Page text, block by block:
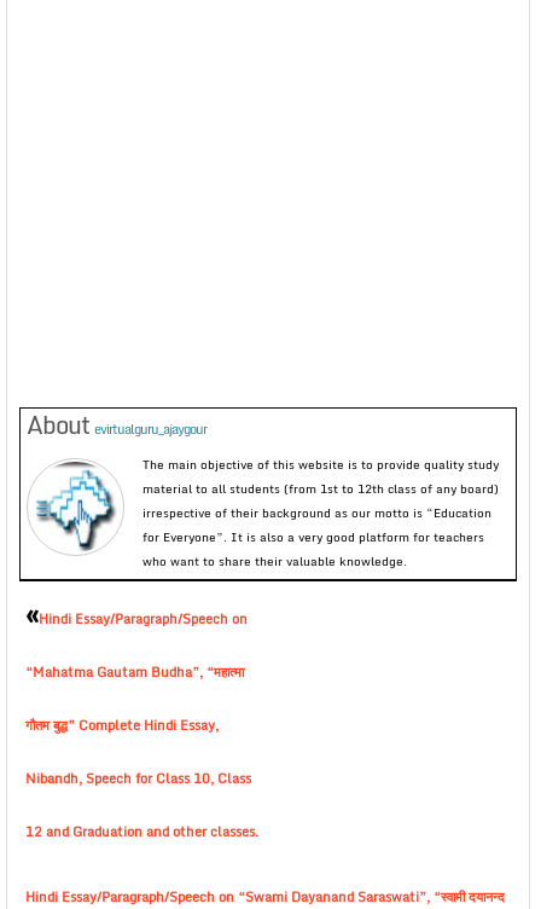
About evirtualguru_ajaygour
The main objective of this website is to provide quality study
material to all students (from 1st to 12th class of any board)
irrespective of their background as our motto is “Education
for Everyone”. It is also a very good platform for teachers
who want to share their valuable knowledge.
«Hindi Essay/Paragraph/Speech on
“Mahatma Gautam Budha”, “महात्मा
गौतम बुद्ध” Complete Hindi Essay,
Nibandh, Speech for Class 10, Class
12 and Graduation and other classes.
Hindi Essay/Paragraph/Speech on “Swami Dayanand Saraswati”, “स्वामी दयानन्द